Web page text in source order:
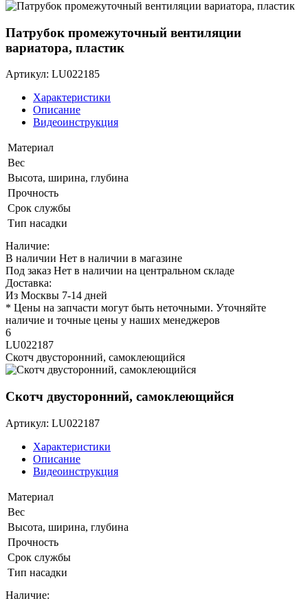
Патрубок промежуточный вентиляции
вариатора, пластик
Артикул: LU022185
Характеристики
Описание
Видеоинструкция
Материал
Вес
Высота, ширина, глубина
Прочность
Срок службы
Тип насадки
Наличие:
В наличии Нет в наличии в магазине
Под заказ Нет в наличии на центральном складе
Доставка:
Из Москвы 7-14 дней
* Цены на запчасти могут быть неточными. Уточняйте
наличие и точные цены у наших менеджеров
6
LU022187
Скотч двусторонний, самоклеющийся
Скотч двусторонний, самоклеющийся
Артикул: LU022187
Характеристики
Описание
Видеоинструкция
Материал
Вес
Высота, ширина, глубина
Прочность
Срок службы
Тип насадки
Наличие: